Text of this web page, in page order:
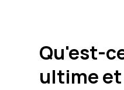
Qu'est-
ultime